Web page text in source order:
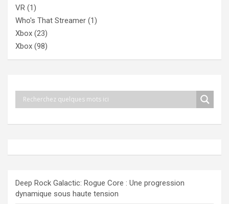
VR (1)
Who's That Streamer (1)
Xbox (23)
Xbox (98)
Deep Rock Galactic: Rogue Core : Une progression
dynamique sous haute tension